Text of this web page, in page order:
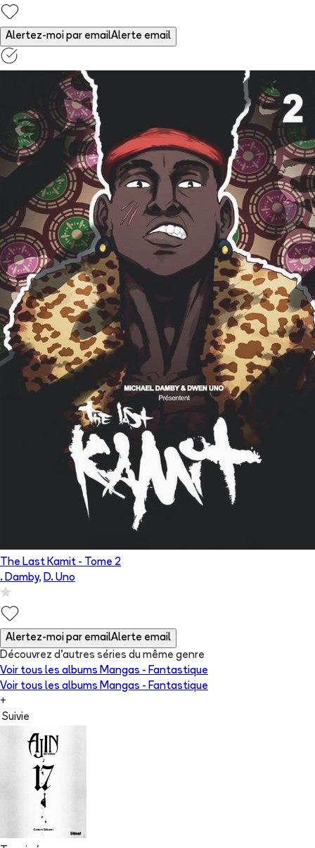
Alertez-moi par emailAlerte email
The Last Kamit - Tome 2
. Damby, D. Uno
Alertez-moi par emailAlerte email
Découvrez d'autres séries du même genre
Voir tous les albums Mangas - Fantastique
Voir tous les albums Mangas - Fantastique
+
Suivie